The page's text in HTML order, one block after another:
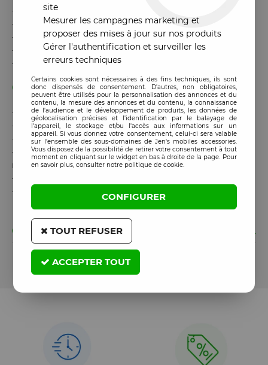
-
Prévient les micro-rayures et la poussière.
-
Améliore la durée de vie de l’écran.
-
Nettoyage simpleet rapide.
-
N’altère ni les couleurs , ni la luminosité.
-
pour les ordinateurs professionnels et personnels.
Caractéristiques :
- Modèle: SUNSHINE SS-U75PC.
-
Type: Film Hydrogel PET HD full protection.
-
Matériau: PET haute transparence + couche hydrogel.
-
Compatibilité: écrans d’ordinateurs portables (toutes
marques).
-
-
: sans bulles, adhérence stable.
GARANTIE
Cet article est garanti 185 jours à partir de la date de
commande
site
Mesurer les campagnes marketing et
proposer des mises à jour sur nos produits
Gérer l'authentification et surveiller les
erreurs techniques
Certains cookies sont nécessaires à des fins techniques, ils sont
donc dispensés de consentement. D'autres, non obligatoires,
peuvent être utilisés pour la personnalisation des annonces et du
contenu, la mesure des annonces et du contenu, la connaissance
de l'audience et le développement de produits, les données de
géolocalisation précises et l'identification par le balayage de
l'appareil, le stockage et/ou l'accès aux informations sur un
appareil. Si vous donnez votre consentement, celui-ci sera valable
sur l’ensemble des sous-domaines de Jen's mobiles accessories.
Vous disposez de la possibilité de retirer votre consentement à tout
moment en cliquant sur le widget en bas à droite de la page. Pour
en savoir plus, consulter notre politique de cookie.
CONFIGURER
TOUT REFUSER
ACCEPTER TOUT